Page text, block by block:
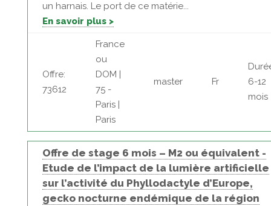
un harnais. Le port de ce matérie...
En savoir plus >
Offre:
73612
France
ou
DOM |
75 -
Paris |
Paris
master Fr
6-12
mois
Offre de stage 6 mois – M2 ou équivalent -
Etude de l’impact de la lumière artificielle
sur l’activité du Phyllodactyle d’Europe,
gecko nocturne endémique de la région